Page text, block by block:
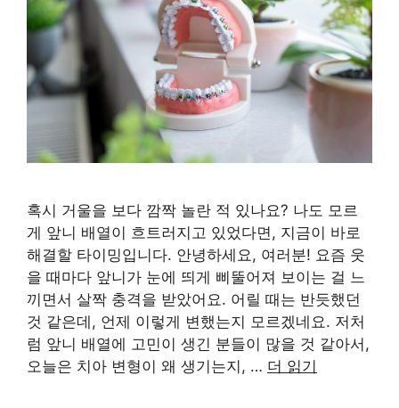
혹시 거울을 보다 깜짝 놀란 적 있나요? 나도 모르
게 앞니 배열이 흐트러지고 있었다면, 지금이 바로
해결할 타이밍입니다. 안녕하세요, 여러분! 요즘 웃
을 때마다 앞니가 눈에 띄게 삐뚤어져 보이는 걸 느
끼면서 살짝 충격을 받았어요. 어릴 때는 반듯했던
것 같은데, 언제 이렇게 변했는지 모르겠네요. 저처
럼 앞니 배열에 고민이 생긴 분들이 많을 것 같아서,
오늘은 치아 변형이 왜 생기는지, … 더 읽기